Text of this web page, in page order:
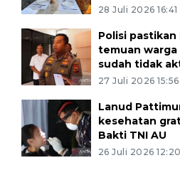
28 Juli 2026 16:41
Polisi
temuan warga
sudah tidak
27 Juli 2026 15:56
Lanud
kesehatan
Bakti TNI AU
26 Juli 2026 12:20